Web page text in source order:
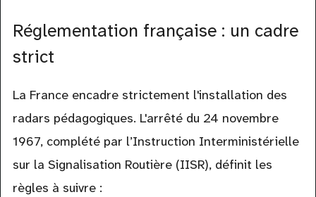
Réglementation française : un cadre
strict
La France encadre strictement l'installation des
radars pédagogiques. L'arrêté du 24 novembre
1967, complété par l’Instruction Interministérielle
sur la Signalisation Routière (IISR), définit les
règles à suivre :